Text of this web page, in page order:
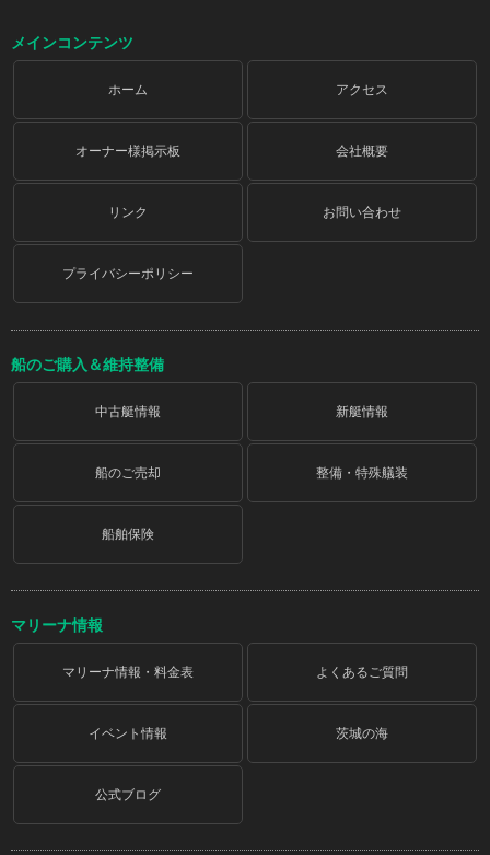
メインコンテンツ
ホーム アクセス
オーナー様掲示板 会社概要
リンク お問い合わせ
プライバシーポリシー
船のご購入＆維持整備
中古艇情報 新艇情報
船のご売却 整備・特殊艤装
船舶保険
マリーナ情報
マリーナ情報・料金表 よくあるご質問
イベント情報 茨城の海
公式ブログ